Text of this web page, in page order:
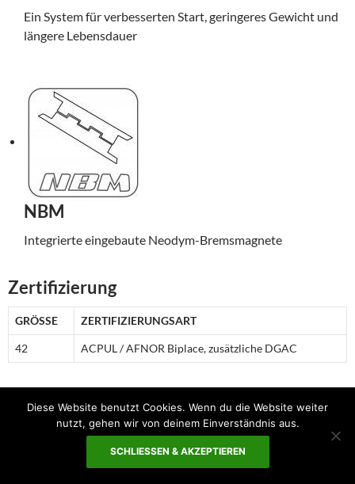
Ein System für verbesserten Start, geringeres Gewicht und
längere Lebensdauer
NBM
Integrierte eingebaute Neodym-Bremsmagnete
Zertifizierung
GRÖSSE ZERTIFIZIERUNGSART
42 ACPUL / AFNOR Biplace, zusätzliche DGAC
Handbuch
Handbuch – Spielen Sie 42 MK II
Certificate – Spielen Sie 42 MK II
Diese Website benutzt Cookies. Wenn du die Website weiter
nutzt, gehen wir von deinem Einverständnis aus.
SCHLIESSEN & AKZEPTIEREN